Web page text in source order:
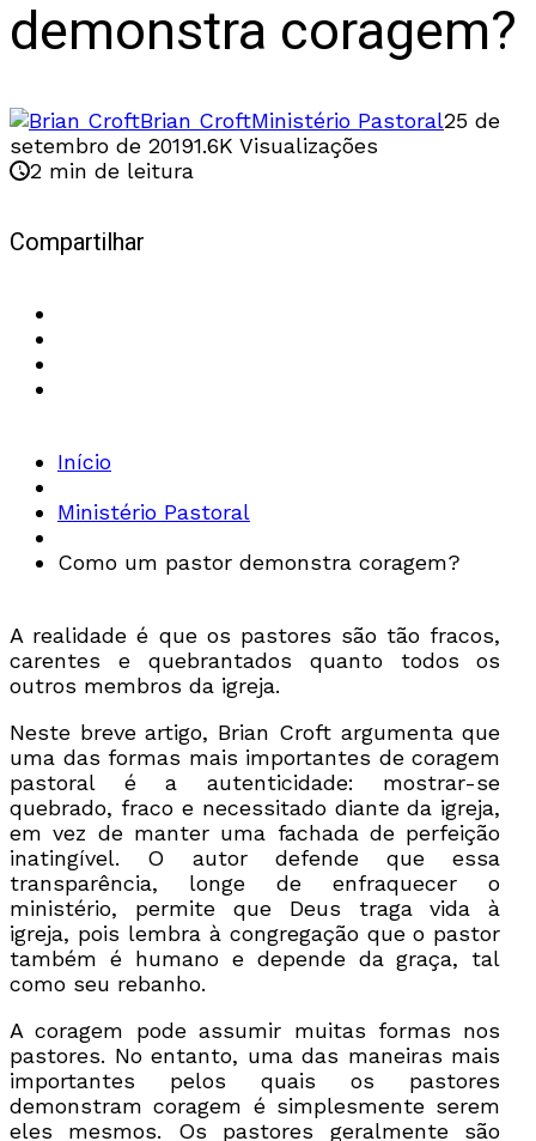
demonstra coragem?
Brian CroftMinistério Pastoral25 de
setembro de 20191.6K Visualizações
2 min de leitura
Compartilhar
Início
Ministério Pastoral
Como um pastor demonstra coragem?
A realidade é que os pastores são tão fracos,
carentes e quebrantados quanto todos os
outros membros da igreja.
Neste breve artigo, Brian Croft argumenta que
uma das formas mais importantes de coragem
pastoral é a autenticidade: mostrar-se
quebrado, fraco e necessitado diante da igreja,
em vez de manter uma fachada de perfeição
inatingível. O autor defende que essa
transparência, longe de enfraquecer o
ministério, permite que Deus traga vida à
igreja, pois lembra à congregação que o pastor
também é humano e depende da graça, tal
como seu rebanho.
A coragem pode assumir muitas formas nos
pastores. No entanto, uma das maneiras mais
importantes pelos quais os pastores
demonstram coragem é simplesmente serem
eles mesmos. Os pastores geralmente são